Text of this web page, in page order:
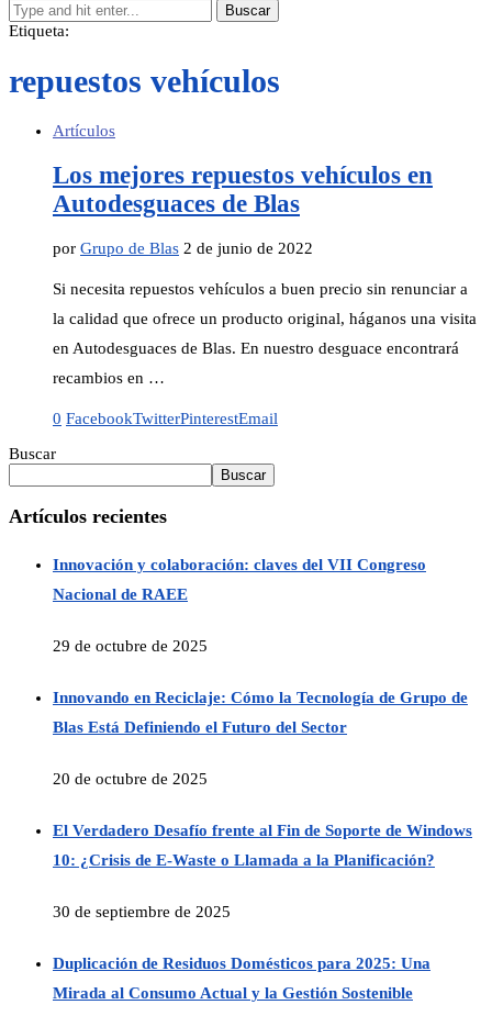
Buscar
Etiqueta:
repuestos vehículos
Artículos
Los mejores repuestos vehículos en
Autodesguaces de Blas
por Grupo de Blas 2 de junio de 2022
Si necesita repuestos vehículos a buen precio sin renunciar a
la calidad que ofrece un producto original, háganos una visita
en Autodesguaces de Blas. En nuestro desguace encontrará
recambios en …
0 FacebookTwitterPinterestEmail
Buscar
Buscar
Artículos recientes
Innovación y colaboración: claves del VII Congreso
Nacional de RAEE
29 de octubre de 2025
Innovando en Reciclaje: Cómo la Tecnología de Grupo de
Blas Está Definiendo el Futuro del Sector
20 de octubre de 2025
El Verdadero Desafío frente al Fin de Soporte de Windows
10: ¿Crisis de E-Waste o Llamada a la Planificación?
30 de septiembre de 2025
Duplicación de Residuos Domésticos para 2025: Una
Mirada al Consumo Actual y la Gestión Sostenible